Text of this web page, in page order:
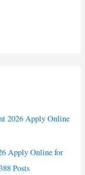
2026 Apply Online
Apply Online for
Posts